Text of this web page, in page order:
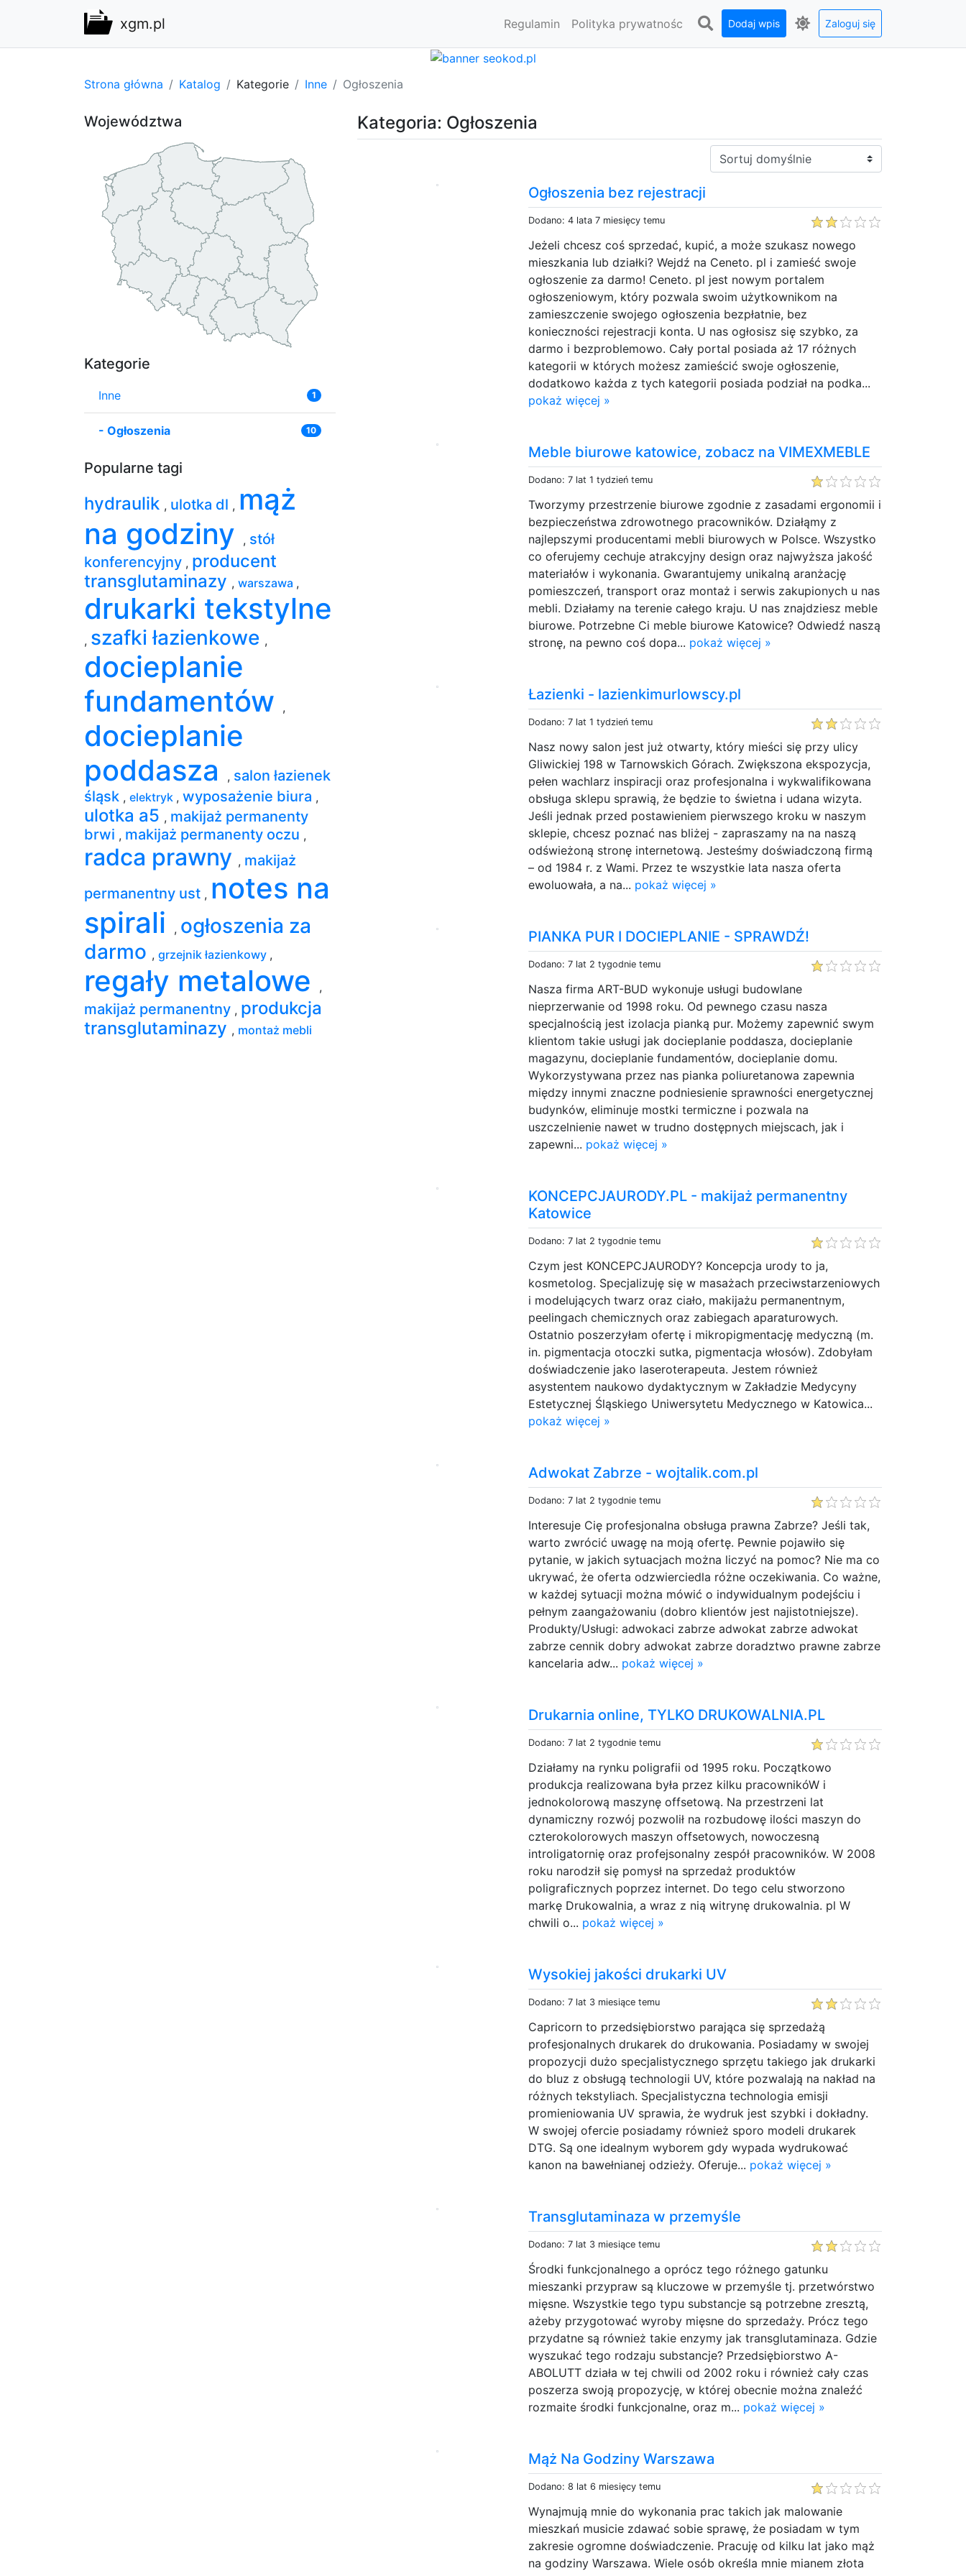
xgm.pl Regulamin Polityka prywatnośc Dodaj wpis Zaloguj się
Strona główna Katalog Kategorie Inne Ogłoszenia
Kategoria: Ogłoszenia
Sortuj:
Ogłoszenia bez rejestracji
Dodano: 4 lata 7 miesięcy temu
Jeżeli chcesz coś sprzedać, kupić, a może szukasz nowego
mieszkania lub działki? Wejdź na Ceneto. pl i zamieść swoje
ogłoszenie za darmo! Ceneto. pl jest nowym portalem
ogłoszeniowym, który pozwala swoim użytkownikom na
zamieszczenie swojego ogłoszenia bezpłatnie, bez
konieczności rejestracji konta. U nas ogłosisz się szybko, za
darmo i bezproblemowo. Cały portal posiada aż 17 różnych
kategorii w których możesz zamieścić swoje ogłoszenie,
dodatkowo każda z tych kategorii posiada podział na podka...
pokaż więcej »
Meble biurowe katowice, zobacz na VIMEXMEBLE
Dodano: 7 lat 1 tydzień temu
Tworzymy przestrzenie biurowe zgodnie z zasadami ergonomii i
bezpieczeństwa zdrowotnego pracowników. Działąmy z
najlepszymi producentami mebli biurowych w Polsce. Wszystko
co oferujemy cechuje atrakcyjny design oraz najwyższa jakość
materiałów i wykonania. Gwarantujemy unikalną aranżację
pomieszczeń, transport oraz montaż i serwis zakupionych u nas
mebli. Działamy na terenie całego kraju. U nas znajdziesz meble
biurowe. Potrzebne Ci meble biurowe Katowice? Odwiedź naszą
stronę, na pewno coś dopa... pokaż więcej »
Łazienki - lazienkimurlowscy.pl
Dodano: 7 lat 1 tydzień temu
Nasz nowy salon jest już otwarty, który mieści się przy ulicy
Gliwickiej 198 w Tarnowskich Górach. Zwiększona ekspozycja,
pełen wachlarz inspiracji oraz profesjonalna i wykwalifikowana
obsługa sklepu sprawią, że będzie to świetna i udana wizyta.
Jeśli jednak przed postawieniem pierwszego kroku w naszym
sklepie, chcesz poznać nas bliżej - zapraszamy na na naszą
odświeżoną stronę internetową. Jesteśmy doświadczoną firmą
– od 1984 r. z Wami. Przez te wszystkie lata nasza oferta
ewoluowała, a na... pokaż więcej »
PIANKA PUR I DOCIEPLANIE - SPRAWDŹ!
Dodano: 7 lat 2 tygodnie temu
Nasza firma ART-BUD wykonuje usługi budowlane
nieprzerwanie od 1998 roku. Od pewnego czasu nasza
specjalnością jest izolacja pianką pur. Możemy zapewnić swym
klientom takie usługi jak docieplanie poddasza, docieplanie
magazynu, docieplanie fundamentów, docieplanie domu.
Wykorzystywana przez nas pianka poliuretanowa zapewnia
między innymi znaczne podniesienie sprawności energetycznej
budynków, eliminuje mostki termiczne i pozwala na
uszczelnienie nawet w trudno dostępnych miejscach, jak i
zapewni... pokaż więcej »
KONCEPCJAURODY.PL - makijaż permanentny
Katowice
Dodano: 7 lat 2 tygodnie temu
Czym jest KONCEPCJAURODY? Koncepcja urody to ja,
kosmetolog. Specjalizuję się w masażach przeciwstarzeniowych
i modelujących twarz oraz ciało, makijażu permanentnym,
peelingach chemicznych oraz zabiegach aparaturowych.
Ostatnio poszerzyłam ofertę i mikropigmentację medyczną (m.
in. pigmentacja otoczki sutka, pigmentacja włosów). Zdobyłam
doświadczenie jako laseroterapeuta. Jestem również
asystentem naukowo dydaktycznym w Zakładzie Medycyny
Estetycznej Śląskiego Uniwersytetu Medycznego w Katowica...
pokaż więcej »
Adwokat Zabrze - wojtalik.com.pl
Dodano: 7 lat 2 tygodnie temu
Interesuje Cię profesjonalna obsługa prawna Zabrze? Jeśli tak,
warto zwrócić uwagę na moją ofertę. Pewnie pojawiło się
pytanie, w jakich sytuacjach można liczyć na pomoc? Nie ma co
ukrywać, że oferta odzwierciedla różne oczekiwania. Co ważne,
w każdej sytuacji można mówić o indywidualnym podejściu i
pełnym zaangażowaniu (dobro klientów jest najistotniejsze).
Produkty/Usługi: adwokaci zabrze adwokat zabrze adwokat
zabrze cennik dobry adwokat zabrze doradztwo prawne zabrze
kancelaria adw... pokaż więcej »
Drukarnia online, TYLKO DRUKOWALNIA.PL
Dodano: 7 lat 2 tygodnie temu
Działamy na rynku poligrafii od 1995 roku. Początkowo
produkcja realizowana była przez kilku pracownikóW i
jednokolorową maszynę offsetową. Na przestrzeni lat
dynamiczny rozwój pozwolił na rozbudowę ilości maszyn do
czterokolorowych maszyn offsetowych, nowoczesną
introligatornię oraz profejsonalny zespół pracowników. W 2008
roku narodził się pomysł na sprzedaż produktów
poligraficznych poprzez internet. Do tego celu stworzono
markę Drukowalnia, a wraz z nią witrynę drukowalnia. pl W
chwili o... pokaż więcej »
Wysokiej jakości drukarki UV
Dodano: 7 lat 3 miesiące temu
Capricorn to przedsiębiorstwo parająca się sprzedażą
profesjonalnych drukarek do drukowania. Posiadamy w swojej
propozycji dużo specjalistycznego sprzętu takiego jak drukarki
do bluz z obsługą technologii UV, które pozwalają na nakład na
różnych tekstyliach. Specjalistyczna technologia emisji
promieniowania UV sprawia, że wydruk jest szybki i dokładny.
W swojej ofercie posiadamy również sporo modeli drukarek
DTG. Są one idealnym wyborem gdy wypada wydrukować
kanon na bawełnianej odzieży. Oferuje... pokaż więcej »
Transglutaminaza w przemyśle
Dodano: 7 lat 3 miesiące temu
Środki funkcjonalnego a oprócz tego różnego gatunku
mieszanki przypraw są kluczowe w przemyśle tj. przetwórstwo
mięsne. Wszystkie tego typu substancje są potrzebne zresztą,
ażeby przygotować wyroby mięsne do sprzedaży. Prócz tego
przydatne są również takie enzymy jak transglutaminaza. Gdzie
wyszukać tego rodzaju substancje? Przedsiębiorstwo A-
ABOLUTT działa w tej chwili od 2002 roku i również cały czas
poszerza swoją propozycję, w której obecnie można znaleźć
rozmaite środki funkcjonalne, oraz m... pokaż więcej »
Mąż Na Godziny Warszawa
Dodano: 8 lat 6 miesięcy temu
Wynajmują mnie do wykonania prac takich jak malowanie
mieszkań musicie zdawać sobie sprawę, że posiadam w tym
zakresie ogromne doświadczenie. Pracuję od kilku lat jako mąż
na godziny Warszawa. Wiele osób określa mnie mianem złota
Województwa
Kategorie
Inne 1
- Ogłoszenia 10
Popularne tagi
hydraulik , ulotka dl , mąż
na godziny
, stół
konferencyjny , producent
transglutaminazy , warszawa ,
drukarki tekstylne
, szafki łazienkowe ,
docieplanie
fundamentów
,
docieplanie
poddasza
, salon łazienek
śląsk , elektryk , wyposażenie biura ,
ulotka a5 , makijaż permanenty
brwi , makijaż permanenty oczu ,
radca prawny , makijaż
permanentny ust , notes na
spirali
, ogłoszenia za
darmo , grzejnik łazienkowy ,
regały metalowe ,
makijaż permanentny , produkcja
transglutaminazy , montaż mebli